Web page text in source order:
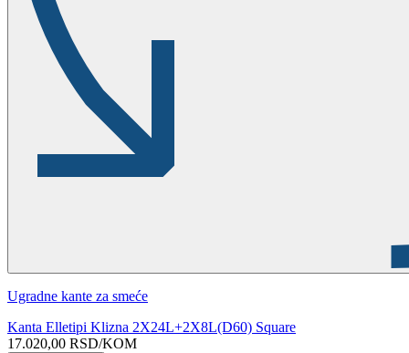
Ugradne kante za smeće
Kanta Elletipi Klizna 2X24L+2X8L(D60) Square
17.020,00 RSD/KOM